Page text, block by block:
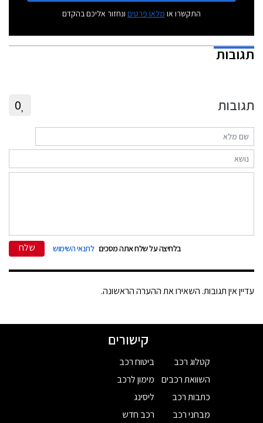
התקשרו או מלאו פרטים ונחזור אליכם בהקדם
תגובות
תגובות 0
בלחיצה על שלח אתה מסכים לתנאי השימוש שלח
עדיין אין תגובות. השאירו את ההערה הראשונה.
קישורים
קטלוג רכב
השוואת רכבים
כתבות רכב
מבחני רכב
ביטוח רכב
מימון לרכב
ליסינג
רכב חדש